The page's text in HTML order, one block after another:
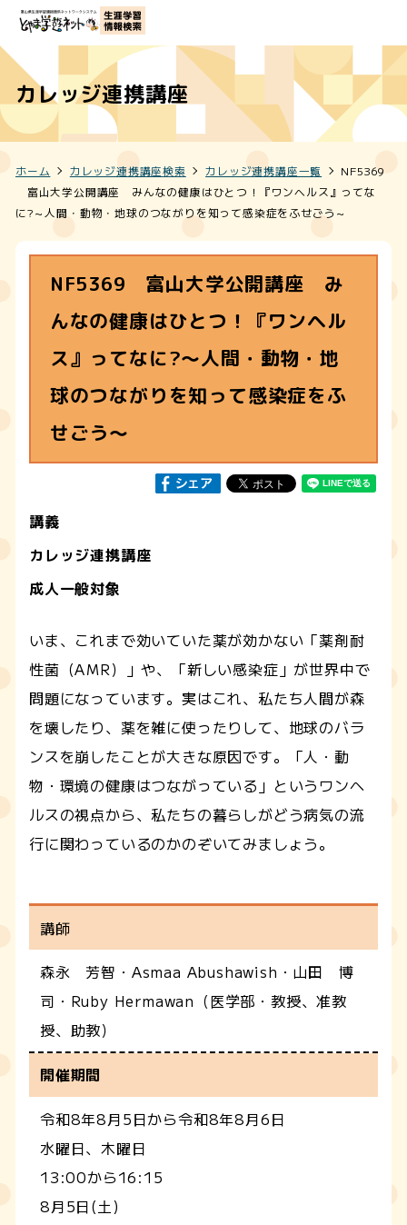
カレッジ連携講座
ホーム カレッジ連携講座検索 カレッジ連携講座一覧
NF5369
富山大学公開講座 みんなの健康はひとつ！『ワンヘルス』ってな
に?～人間・動物・地球のつながりを知って感染症をふせごう～
NF5369 富山大学公開講座 み
んなの健康はひとつ！『ワンヘル
ス』ってなに?～人間・動物・地
球のつながりを知って感染症をふ
せごう～
講義
カレッジ連携講座
成人一般対象
いま、これまで効いていた薬が効かない「薬剤耐
性菌（AMR）」や、「新しい感染症」が世界中で
問題になっています。実はこれ、私たち人間が森
を壊したり、薬を雑に使ったりして、地球のバラ
ンスを崩したことが大きな原因です。「人・動
物・環境の健康はつながっている」というワンヘ
ルスの視点から、私たちの暮らしがどう病気の流
行に関わっているのかのぞいてみましょう。
講師
森永 芳智・Asmaa Abushawish・山田 博
司・Ruby Hermawan（医学部・教授、准教
授、助教）
開催期間
令和8年8月5日から令和8年8月6日
水曜日、木曜日
13:00から16:15
8月5日(土)